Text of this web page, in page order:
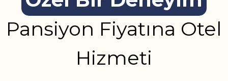
Pansiyon Fiyatına Otel
Hizmeti